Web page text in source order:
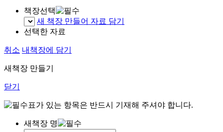
책장선택
새 책장 만들어 자료 담기
선택한 자료
취소 내책장에 담기
새책장 만들기
닫기
표가 있는 항목은 반드시 기재해 주셔야 합니다.
새책장 명